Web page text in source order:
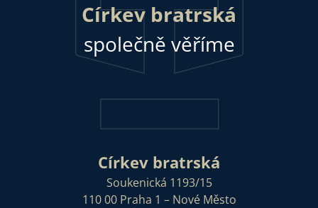
Církev bratrská
společně věříme
Církev bratrská
Soukenická 1193/15
110 00 Praha 1 – Nové Město